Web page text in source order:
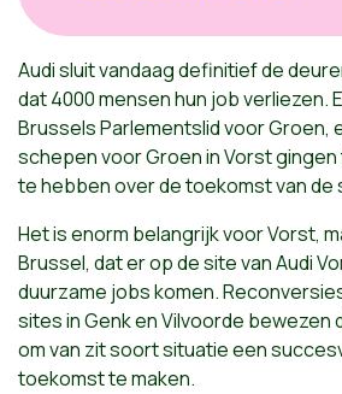
Audi sluit vandaag definitief de
dat 4000 mensen hun job verliezen.
Brussels Parlementslid voor Groen,
schepen voor Groen in Vorst
te hebben over de toekomst van de
Het is enorm belangrijk voor Vorst,
Brussel, dat er op de site van Audi
duurzame jobs komen.
sites in Genk en Vilvoorde bewezen
om van zit soort situatie een
toekomst te maken.